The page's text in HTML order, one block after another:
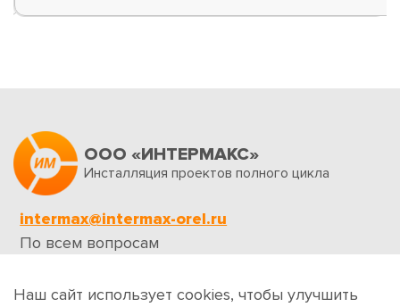
ООО «ИНТЕРМАКС»
Инсталляция проектов полного цикла
intermax@intermax-orel.ru
По всем вопросам
Обратная связь
Наш сайт использует cookies, чтобы улучшить